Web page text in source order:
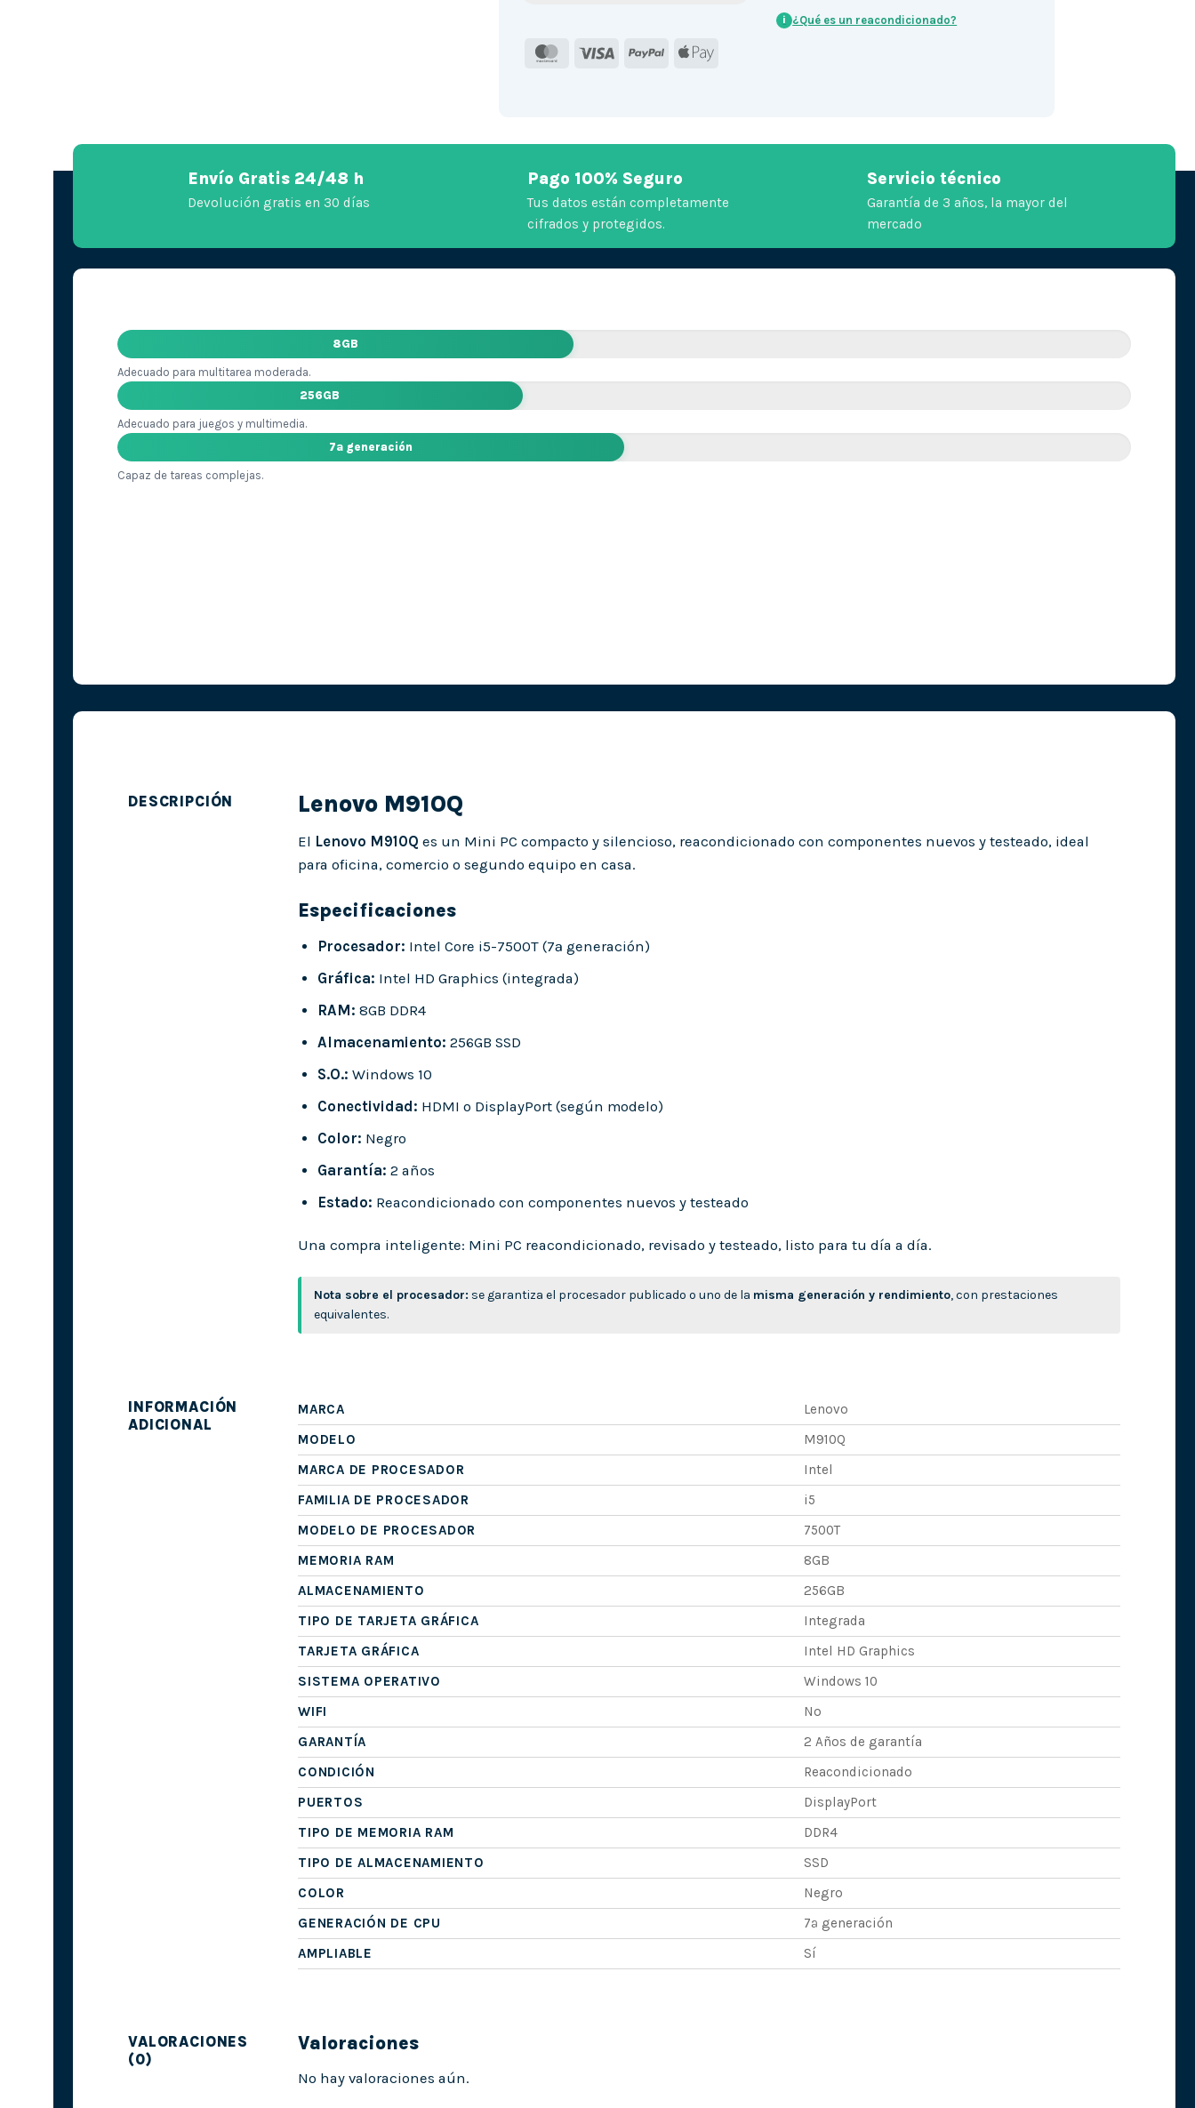
MasterCard
Visa PayPal Apple
i ¿Qué es un reacondicionado?
Envío Gratis 24/48 h
Devolución gratis en 30 días
Pago 100% Seguro
Tus datos están completamente
cifrados y protegidos.
Servicio técnico
Garantía de 3 años, la mayor del
mercado
8GB
Adecuado para multitarea moderada.
256GB
Adecuado para juegos y multimedia.
7ª generación
Capaz de tareas complejas.
DESCRIPCIÓN Lenovo M910Q
El Lenovo M910Q es un Mini PC compacto y silencioso, reacondicionado con componentes nuevos y testeado, ideal
para oficina, comercio o segundo equipo en casa.
Especificaciones
Procesador: Intel Core i5-7500T (7ª generación)
Gráfica: Intel HD Graphics (integrada)
RAM: 8GB DDR4
Almacenamiento: 256GB SSD
S.O.: Windows 10
Conectividad: HDMI o DisplayPort (según modelo)
Color: Negro
Garantía: 2 años
Estado: Reacondicionado con componentes nuevos y testeado
Una compra inteligente: Mini PC reacondicionado, revisado y testeado, listo para tu día a día.
Nota sobre el procesador: se garantiza el procesador publicado o uno de la misma generación y rendimiento, con prestaciones
equivalentes.
INFORMACIÓN
ADICIONAL
MARCA
Lenovo
MODELO
M910Q
MARCA DE PROCESADOR
Intel
FAMILIA DE PROCESADOR
i5
MODELO DE PROCESADOR
7500T
MEMORIA RAM
8GB
ALMACENAMIENTO
256GB
TIPO DE TARJETA GRÁFICA
Integrada
TARJETA GRÁFICA
Intel HD Graphics
SISTEMA OPERATIVO
Windows 10
WIFI
No
GARANTÍA
2 Años de garantía
CONDICIÓN
Reacondicionado
PUERTOS
DisplayPort
TIPO DE MEMORIA RAM
DDR4
TIPO DE ALMACENAMIENTO
SSD
COLOR
Negro
GENERACIÓN DE CPU
7ª generación
AMPLIABLE
Sí
VALORACIONES
(0)
Valoraciones
No hay valoraciones aún.